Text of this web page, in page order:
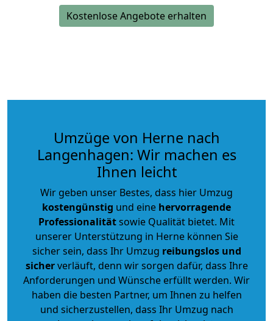
Kostenlose Angebote erhalten
Umzüge von Herne nach
Langenhagen: Wir machen es
Ihnen leicht
Wir geben unser Bestes, dass hier Umzug
kostengünstig und eine hervorragende
Professionalitätsowie Qualität bietet. Mit
unserer Unterstützung in Herne können Sie
sicher sein, dass Ihr Umzug reibungslos und
sicherverläuft, denn wir sorgen dafür, dass Ihre
Anforderungen und Wünsche erfüllt werden. Wir
haben die besten Partner, um Ihnen zu helfen
und sicherzustellen, dass Ihr Umzug nach